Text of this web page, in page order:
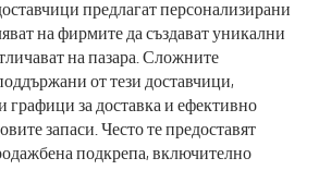
предлагат персонализирани
на фирмите да създават уникални
на пазара. Сложните
от тези доставчици,
графици за доставка и ефективно
запаси. Често те предоставят
подкрепа, включително